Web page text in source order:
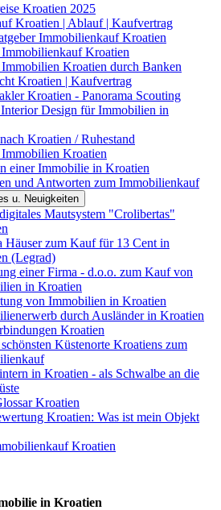
Kroatien 2025
Kroatien | Ablauf | Kaufvertrag
Immobilienkauf Kroatien
Kroatien
Kroatien durch Banken
Kroatien | Kaufvertrag
Kroatien - Panorama Scouting
Design für Immobilien in
Kroatien / Ruhestand
Kroatien
einer Immobilie in Kroatien
und Antworten zum Immobilienkauf
u. Neuigkeiten
Mautsystem "Crolibertas"
Häuser zum Kauf für 13 Cent in
(Legrad)
einer Firma - d.o.o. zum Kauf von
in Kroatien
von Immobilien in Kroatien
durch Ausländer in Kroatien
Kroatien
Küstenorte Kroatiens zum
in Kroatien - als Schwalbe an die
Kroatien
Kroatien: Was ist mein Objekt
Kroatien
in Kroatien